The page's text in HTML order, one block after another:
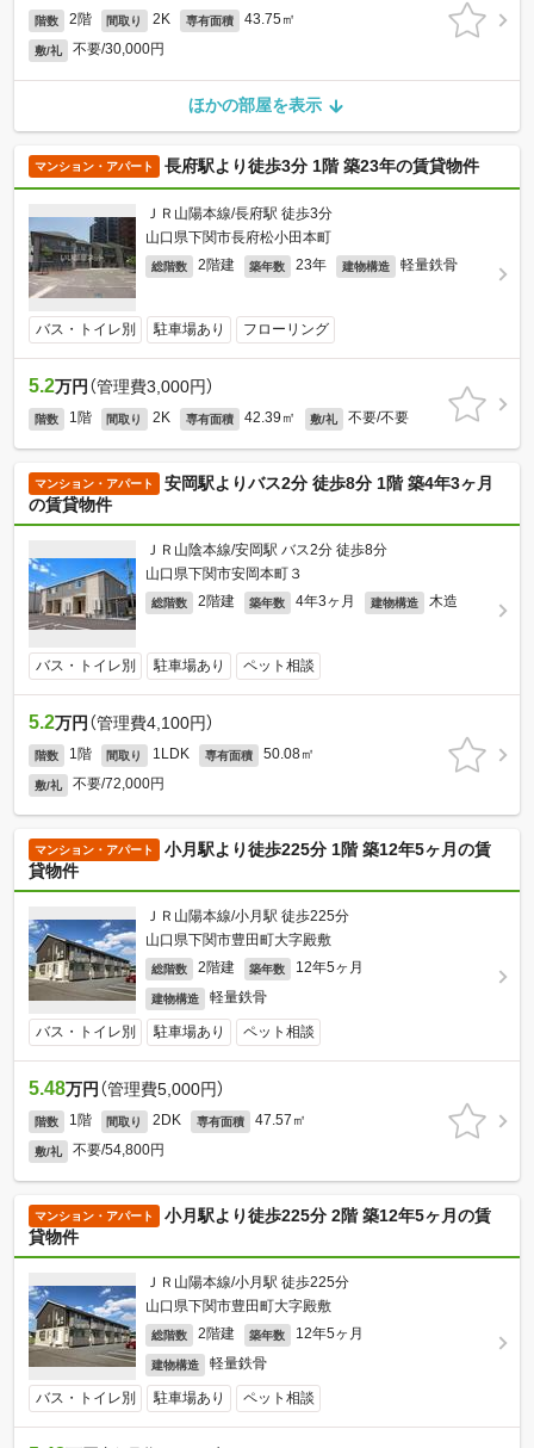
階数 2階 間取り 2K 専有面積 43.75㎡
敷/礼 不要/30,000円
ほかの部屋を表示
マンション・アパート 長府駅より徒歩3分 1階 築23年の賃貸物件
ＪＲ山陽本線/長府駅 徒歩3分
山口県下関市長府松小田本町
総階数 2階建 築年数 23年 建物構造 軽量鉄骨
バス・トイレ別 駐車場あり フローリング
5.2万円 （管理費3,000円）
階数 1階 間取り 2K 専有面積 42.39㎡ 敷/礼 不要/不要
マンション・アパート
安岡駅よりバス2分 徒歩8分 1階 築4年3ヶ月
の賃貸物件
ＪＲ山陰本線/安岡駅 バス2分 徒歩8分
山口県下関市安岡本町３
総階数 2階建 築年数 4年3ヶ月 建物構造 木造
バス・トイレ別 駐車場あり ペット相談
5.2万円 （管理費4,100円）
階数 1階 間取り 1LDK 専有面積 50.08㎡
敷/礼 不要/72,000円
マンション・アパート
小月駅より徒歩225分 1階 築12年5ヶ月の賃
貸物件
ＪＲ山陽本線/小月駅 徒歩225分
山口県下関市豊田町大字殿敷
総階数 2階建 築年数 12年5ヶ月
建物構造 軽量鉄骨
バス・トイレ別 駐車場あり ペット相談
5.48万円 （管理費5,000円）
階数 1階 間取り 2DK 専有面積 47.57㎡
敷/礼 不要/54,800円
マンション・アパート
小月駅より徒歩225分 2階 築12年5ヶ月の賃
貸物件
ＪＲ山陽本線/小月駅 徒歩225分
山口県下関市豊田町大字殿敷
総階数 2階建 築年数 12年5ヶ月
建物構造 軽量鉄骨
バス・トイレ別 駐車場あり ペット相談